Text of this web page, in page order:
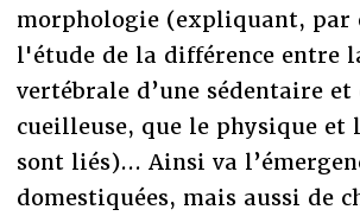
morphologie (expliquant, par
l'étude de la différence entre
vertébrale d’une sédentaire et
cueilleuse, que le physique et
sont liés)... Ainsi va
domestiquées, mais aussi de